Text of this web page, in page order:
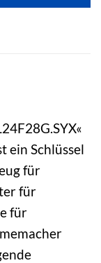
ein Schlüssel
für
für
für